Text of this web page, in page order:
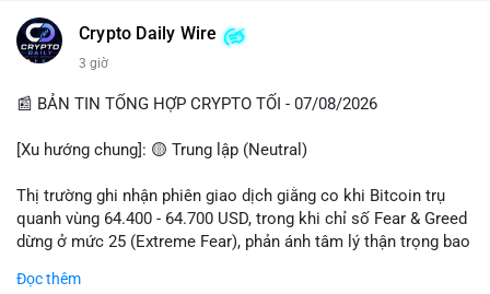
• LunarCrush Trending: Ethereum, Solana, Dogecoin, Polkadot,
Chainlink.
Viettel) và các từ khóa đời sống khác đang chiếm ưu thế.
💬 DÒNG CHẢY TIN TỨC & TRUYỀN THÔNG
năm tù đối với Sam Bankman-Fried (FTX).
• Tin tức vĩ mô: Cảnh báo về tình trạng stagflation (lạm phát
đình trệ) từ dữ liệu PMI của Mỹ; thu nhập của người Mỹ đang
• Tin tức Binance: Binance chuẩn bị nâng cấp dịch vụ giao dịch
Crypto Daily Wire
3 giờ
📰 BẢN TIN TỔNG HỢP CRYPTO TỐI - 07/08/2026
[Xu hướng chung]: 🟡 Trung lập (Neutral)
Thị trường ghi nhận phiên giao dịch giằng co khi Bitcoin trụ
quanh vùng 64.400 - 64.700 USD, trong khi chỉ số Fear & Greed
dừng ở mức 25 (Extreme Fear), phản ánh tâm lý thận trọng bao
Đọc thêm